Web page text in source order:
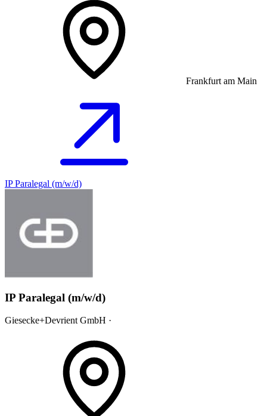
Frankfurt am Main
IP Paralegal (m/w/d)
IP Paralegal (m/w/d)
Giesecke+Devrient GmbH ·